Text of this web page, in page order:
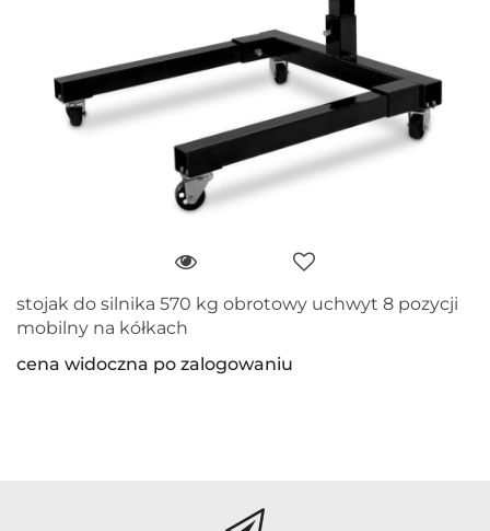
stojak do silnika 570 kg obrotowy uchwyt 8 pozycji
mobilny na kółkach
cena widoczna po zalogowaniu